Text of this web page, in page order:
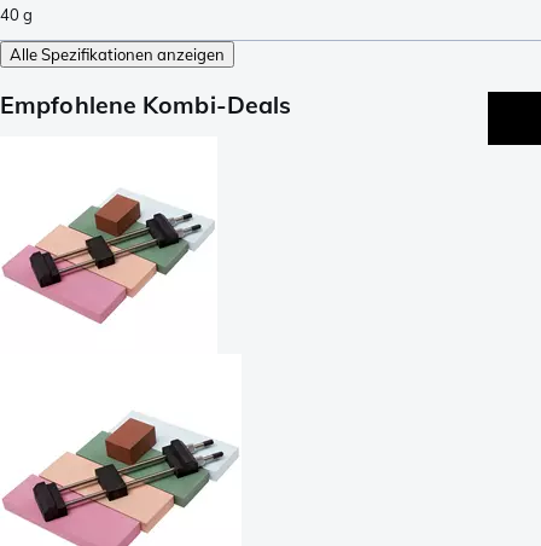
40g
Alle Spezifikationen anzeigen
Empfohlene Kombi-Deals